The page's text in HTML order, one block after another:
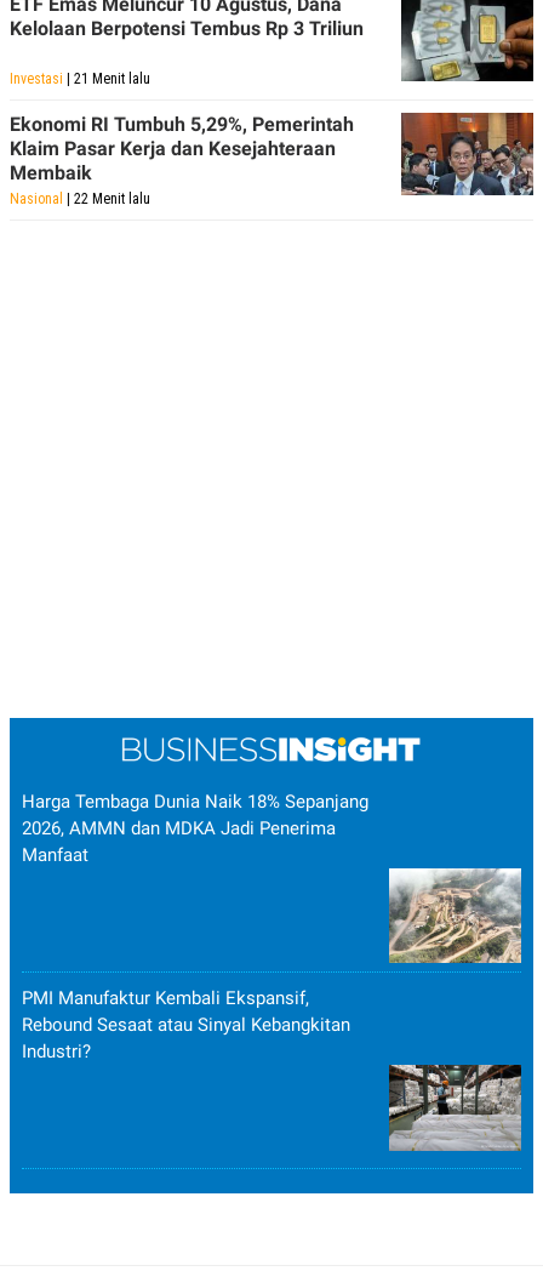
ETF Emas Meluncur 10 Agustus, Dana
Kelolaan Berpotensi Tembus Rp 3 Triliun
Investasi | 21 Menit lalu
Ekonomi RI Tumbuh 5,29%, Pemerintah
Klaim Pasar Kerja dan Kesejahteraan
Membaik
Nasional | 22 Menit lalu
Harga Tembaga Dunia Naik 18% Sepanjang
2026, AMMN dan MDKA Jadi Penerima
Manfaat
PMI Manufaktur Kembali Ekspansif,
Rebound Sesaat atau Sinyal Kebangkitan
Industri?